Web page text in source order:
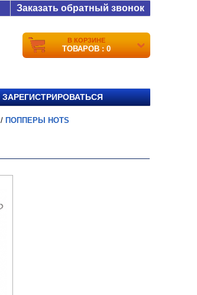
Заказать обратный звонок
В КОРЗИНЕ
ТОВАРОВ : 0
ЗАРЕГИСТРИРОВАТЬСЯ
/ ПОППЕРЫ HOTS